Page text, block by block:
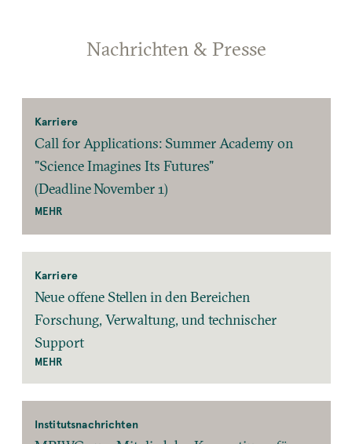
Nachrichten & Presse
Karriere
Call for Applications: Summer Academy on
"Science Imagines Its Futures"
(Deadline November 1)
MEHR
Karriere
Neue offene Stellen in den Bereichen
Forschung, Verwaltung, und technischer
Support
MEHR
Institutsnachrichten